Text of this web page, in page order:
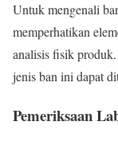
Untuk mengenali
memperhatikan
analisis fisik
jenis ban ini dapat
Pemeriksaan